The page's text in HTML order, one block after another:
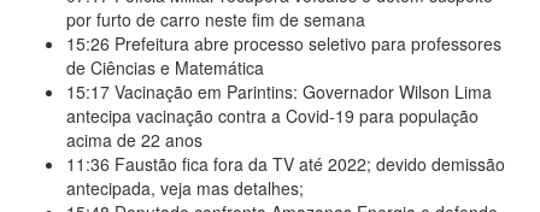
por furto de carro neste fim de semana
15:26 Prefeitura abre processo seletivo para professores
de Ciências e Matemática
15:17 Vacinação em Parintins: Governador Wilson Lima
antecipa vacinação contra a Covid-19 para população
acima de 22 anos
11:36 Faustão fica fora da TV até 2022; devido demissão
antecipada, veja mas detalhes;